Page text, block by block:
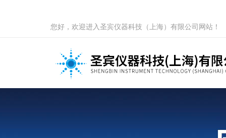
您好，欢迎进入圣宾仪器科技（上海）有限公司网站！